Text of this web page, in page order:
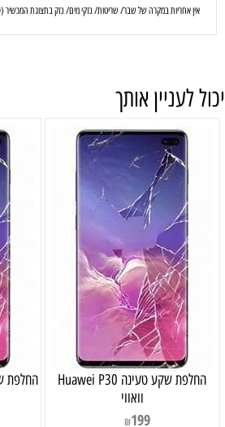
אין אחריות במקרה של שבר/ שריטות/ נזקי מים/ נזק בתצוגת המכשיר (LCD)
יכול לעניין אותך
‏החלפת שקע טעינה Huawei P30
וואווי
₪199